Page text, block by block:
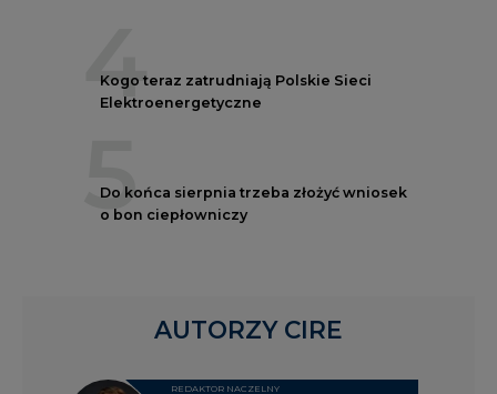
4
Kogo teraz zatrudniają Polskie Sieci
Elektroenergetyczne
5
Do końca sierpnia trzeba złożyć wniosek
o bon ciepłowniczy
REDAKTOR NACZELNY
AUTORZY CIRE